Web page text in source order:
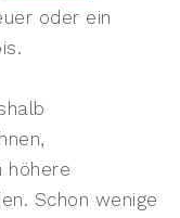
oder ein
höhere
Schon wenige